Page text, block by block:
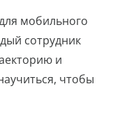
мобильного
сотрудник
и
чтобы